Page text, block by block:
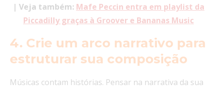
| Veja também: Mafe Peccin entra em playlist da
Piccadilly graças à Groover e Bananas Music
4. Crie um arco narrativo para
estruturar sua composição
Músicas contam histórias. Pensar na narrativa da sua